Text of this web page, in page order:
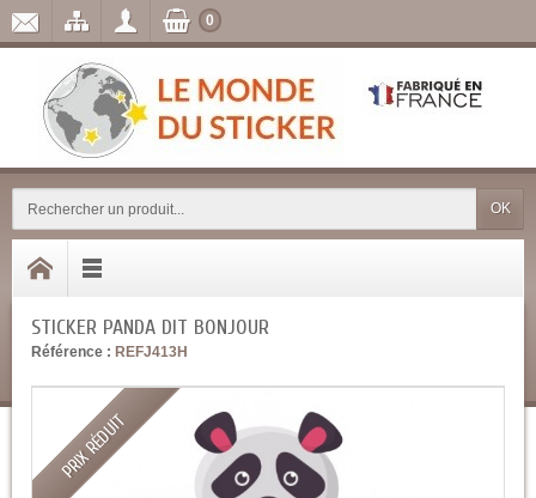
OK
0
STICKER PANDA DIT BONJOUR
Référence : REFJ413H
PRIX RÉDUIT